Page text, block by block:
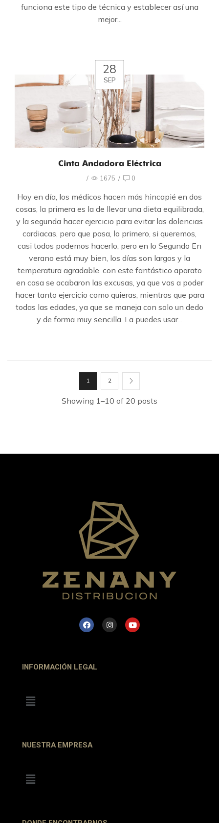
funciona este tipo de técnica y establecer así una
mejor...
28
SEP
Cinta Andadora Eléctrica
/ 1675 / 0
Hoy en día, los médicos hacen más hincapié en dos
cosas, la primera es la de llevar una dieta equilibrada,
y la segunda hacer ejercicio para evitar las dolencias
cardiacas, pero que pasa, lo primero, si queremos,
casi todos podemos hacerlo, pero en lo Segundo En
verano está muy bien, los días son largos y la
temperatura agradable. con este fantástico aparato
en casa se acabaron las excusas, ya que vas a poder
hacer tanto ejercicio como quieras, mientras que para
todas las edades, ya que se maneja con solo un dedo
y de forma muy sencilla. La puedes usar...
Showing 1–10 of 20 posts
1 2
INFORMACIÓN LEGAL
NUESTRA EMPRESA